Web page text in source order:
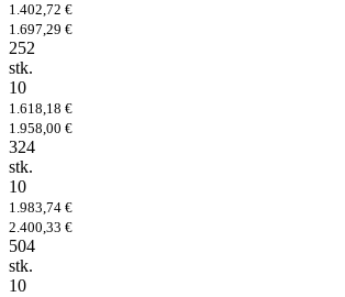
1.402,72 €
1.697,29 €
252
stk.
10
1.618,18 €
1.958,00 €
324
stk.
10
1.983,74 €
2.400,33 €
504
stk.
10